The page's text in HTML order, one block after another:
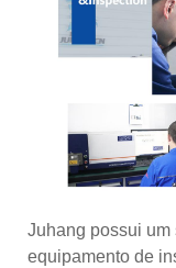
Juhang possui
equipamento de